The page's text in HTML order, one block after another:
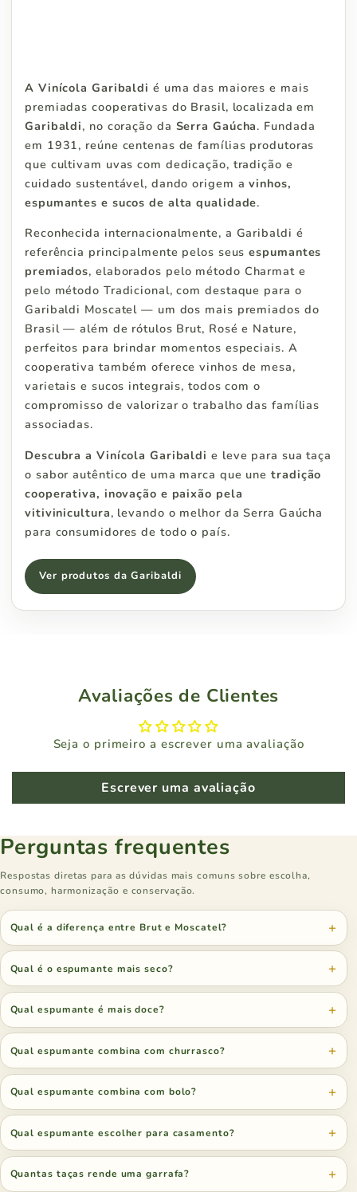
A Vinícola Garibaldi é uma das maiores e mais
premiadas cooperativas do Brasil, localizada em
Garibaldi, no coração da Serra Gaúcha. Fundada
em 1931, reúne centenas de famílias produtoras
que cultivam uvas com dedicação, tradição e
cuidado sustentável, dando origem avinhos,
espumantes e sucos de alta qualidade.
Reconhecida internacionalmente, a Garibaldi é
referência principalmente pelos seusespumantes
premiados, elaborados pelo método Charmat e
pelo método Tradicional, com destaque para o
Garibaldi Moscatel — um dos mais premiados do
Brasil — além de rótulos Brut, Rosé e Nature,
perfeitos para brindar momentos especiais. A
cooperativa também oferece vinhos de mesa,
varietais e sucos integrais, todos com o
compromisso de valorizar o trabalho das famílias
associadas.
Descubra a Vinícola Garibaldi e leve para sua taça
o sabor autêntico de uma marca que unetradição
cooperativa, inovação e paixão pela
vitivinicultura, levando o melhor da Serra Gaúcha
para consumidores de todo o país.
Ver produtos da Garibaldi
Avaliações de Clientes
Seja o primeiro a escrever uma avaliação
Escrever uma avaliação
Perguntas frequentes
Respostas diretas para as dúvidas mais comuns sobre escolha,
consumo, harmonização e conservação.
Qual é a diferença entre Brut e Moscatel?
Qual é o espumante mais seco?
Qual espumante é mais doce?
Qual espumante combina com churrasco?
Qual espumante combina com bolo?
Qual espumante escolher para casamento?
Quantas taças rende uma garrafa?